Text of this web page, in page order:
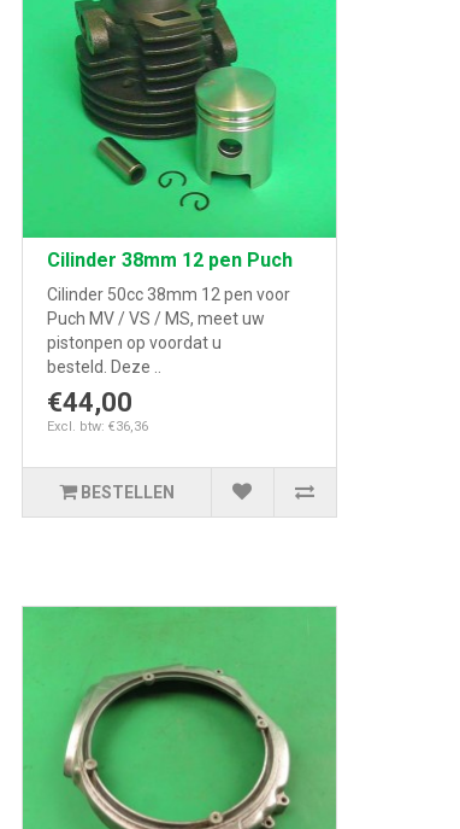
Cilinder 38mm 12 pen Puch
Cilinder 50cc 38mm 12 pen voor
Puch MV / VS / MS, meet uw
pistonpen op voordat u
besteld. Deze ..
€44,00
Excl. btw: €36,36
BESTELLEN